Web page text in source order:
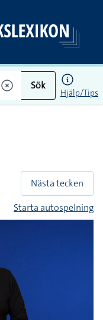
Sök
Hjälp/Tips
Nästa tecken
Starta autospelning